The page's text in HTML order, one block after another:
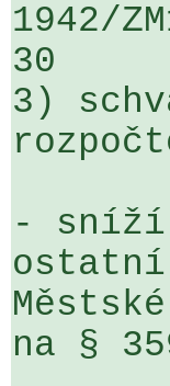
30
3)
- sníží
na §